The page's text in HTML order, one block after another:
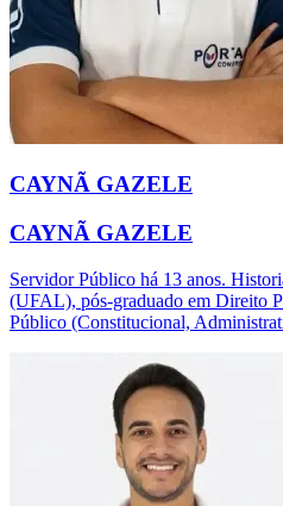
CAYNÃ GAZELE
CAYNÃ GAZELE
Servidor Público há 13 anos.
(UFAL), pós-graduado em Direito
Público (Constitucional,